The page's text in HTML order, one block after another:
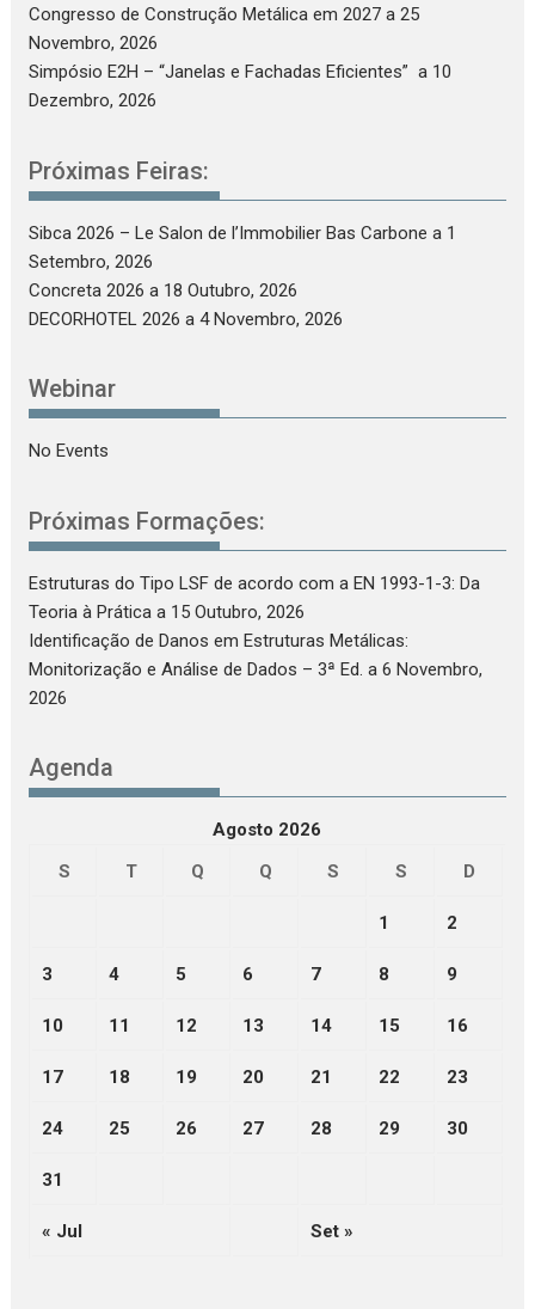
Congresso de Construção Metálica em 2027 a 25
Novembro, 2026
Simpósio E2H – “Janelas e Fachadas Eficientes” a 10
Dezembro, 2026
Próximas Feiras:
Sibca 2026 – Le Salon de l’Immobilier Bas Carbone a 1
Setembro, 2026
Concreta 2026 a 18 Outubro, 2026
DECORHOTEL 2026 a 4 Novembro, 2026
Webinar
No Events
Próximas Formações:
Estruturas do Tipo LSF de acordo com a EN 1993-1-3: Da
Teoria à Prática a 15 Outubro, 2026
Identificação de Danos em Estruturas Metálicas:
Monitorização e Análise de Dados – 3ª Ed. a 6 Novembro,
2026
Agenda
Agosto 2026
S
T Q Q S S D
1 2
3 4 5 6 7 8 9
10 11 12 13 14 15 16
17 18 19 20 21 22 23
24 25 26 27 28 29 30
31
« Jul Set »